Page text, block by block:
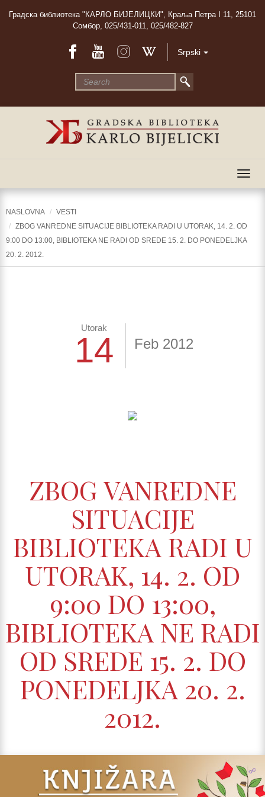
Градска библиотека "КАРЛО БИЈЕЛИЦКИ", Краља Петра I 11, 25101
Сомбор, 025/431-011, 025/482-827
Srpski
NASLOVNA
VESTI
ZBOG VANREDNE SITUACIJE BIBLIOTEKA RADI U UTORAK, 14. 2. OD
9:00 DO 13:00, BIBLIOTEKA NE RADI OD SREDE 15. 2. DO PONEDELJKA
20. 2. 2012.
Utorak
14 Feb 2012
ZBOG VANREDNE
SITUACIJE
BIBLIOTEKA RADI U
UTORAK, 14. 2. OD
9:00 DO 13:00,
BIBLIOTEKA NE RADI
OD SREDE 15. 2. DO
PONEDELJKA 20. 2.
2012.